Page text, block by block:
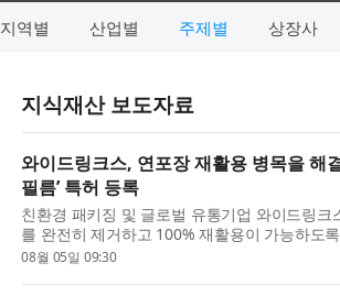
지역별 산업별 주제별 상장사
지식재산 보도자료
와이드링크스, 연포장 재활용 병목을 해
필름’ 특허 등록
친환경 패키징 및 글로벌 유통기업 와이드링
를 완전히 제거하고 100% 재활용이 가능하도
징 필름, 이의 제조방법 및 상기 필름을 포함하
08월 05일 09:30